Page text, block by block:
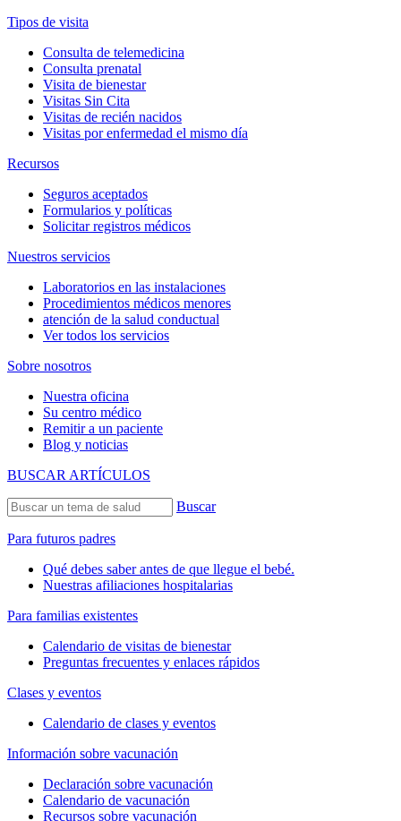
Tipos de visita
Consulta de telemedicina
Consulta prenatal
Visita de bienestar
Visitas Sin Cita
Visitas de recién nacidos
Visitas por enfermedad el mismo día
Recursos
Seguros aceptados
Formularios y políticas
Solicitar registros médicos
Nuestros servicios
Laboratorios en las instalaciones
Procedimientos médicos menores
atención de la salud conductual
Ver todos los servicios
Sobre nosotros
Nuestra oficina
Su centro médico
Remitir a un paciente
Blog y noticias
BUSCAR ARTÍCULOS
Buscar
Para futuros padres
Qué debes saber antes de que llegue el bebé.
Nuestras afiliaciones hospitalarias
Para familias existentes
Calendario de visitas de bienestar
Preguntas frecuentes y enlaces rápidos
Clases y eventos
Calendario de clases y eventos
Información sobre vacunación
Declaración sobre vacunación
Calendario de vacunación
Recursos sobre vacunación